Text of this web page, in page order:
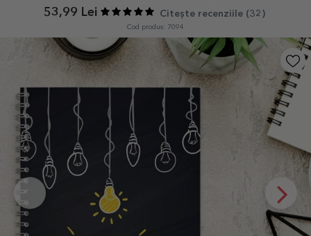
53,99 Lei
Citește recenziile (32 )
Cod produs: 7094